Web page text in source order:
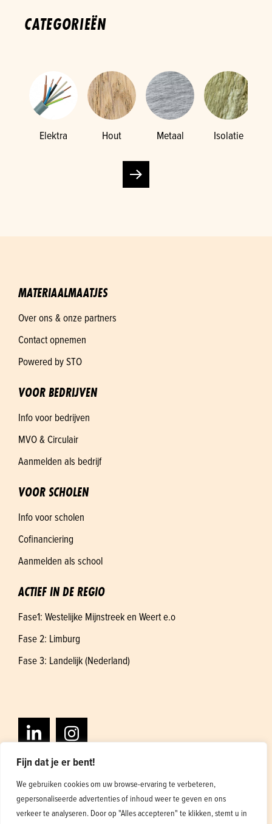
Fijn dat je er bent!
We gebruiken cookies om uw browse-ervaring te verbeteren,
gepersonaliseerde advertenties of inhoud weer te geven en ons
verkeer te analyseren. Door op "Alles accepteren" te klikken, stemt u in
CATEGORIEËN
Elektra Hout Metaal Isolatie
MATERIAALMAATJES
Over ons & onze partners
Contact opnemen
Powered by STO
VOOR BEDRIJVEN
Info voor bedrijven
MVO & Circulair
Aanmelden als bedrijf
VOOR SCHOLEN
Info voor scholen
Cofinanciering
Aanmelden als school
ACTIEF IN DE REGIO
Fase1: Westelijke Mijnstreek en Weert e.o
Fase 2: Limburg
Fase 3: Landelijk (Nederland)
Algemene voorwaarden
Privacybeleid